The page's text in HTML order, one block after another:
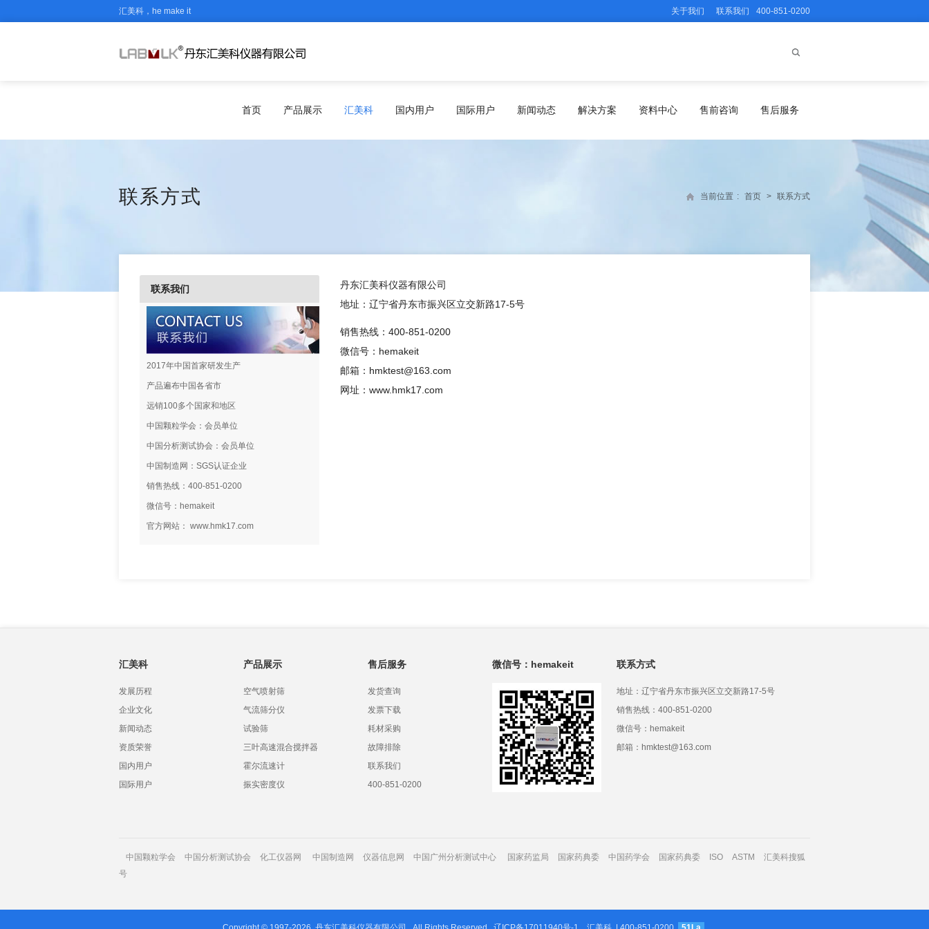
汇美科，he make it 关于我们 联系我们 400-851-0200
首页 产品展示 汇美科 国内用户 国际用户 新闻动态 解决方案 资料中心 售前咨询 售后服务
联系方式 当前位置 : 首页 > 联系方式
丹东汇美科仪器有限公司
地址：辽宁省丹东市振兴区立交新路17-5号
销售热线：400-851-0200
微信号：hemakeit
邮箱：hmktest@163.com
网址：www.hmk17.com
联系我们
2017年中国首家研发生产
产品遍布中国各省市
远销100多个国家和地区
中国颗粒学会：会员单位
中国分析测试协会：会员单位
中国制造网：SGS认证企业
销售热线：400-851-0200
微信号：hemakeit
官方网站： www.hmk17.com
汇美科
发展历程
企业文化
新闻动态
资质荣誉
国内用户
国际用户
产品展示
空气喷射筛
气流筛分仪
试验筛
三叶高速混合搅拌器
霍尔流速计
振实密度仪
售后服务
发货查询
发票下载
耗材采购
故障排除
联系我们
400-851-0200
微信号：hemakeit 联系方式
地址：辽宁省丹东市振兴区立交新路17-5号
销售热线：400-851-0200
微信号：hemakeit
邮箱：hmktest@163.com
中国颗粒学会 中国分析测试协会 化工仪器网 中国制造网 仪器信息网 中国广州分析测试中心 国家药监局 国家药典委 中国药学会 国家药典委 ISO ASTM
汇美科搜狐
号